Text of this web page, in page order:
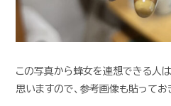
この写真から蜂女を連想できる人
思いますので、参考画像も貼ってお